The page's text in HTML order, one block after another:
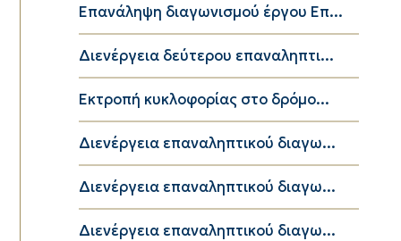
Επανάληψη διαγωνισμού έργου Επ...
Διενέργεια δεύτερου επαναληπτι...
Εκτροπή κυκλοφορίας στο δρόμο...
Διενέργεια επαναληπτικού διαγω...
Διενέργεια επαναληπτικού διαγω...
Διενέργεια επαναληπτικού διαγω...